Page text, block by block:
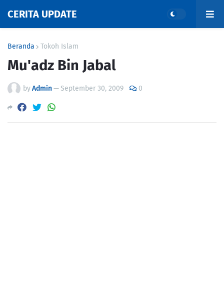
CERITA UPDATE
Beranda Tokoh Islam
Mu'adz Bin Jabal
byAdmin—September 30, 2009 0